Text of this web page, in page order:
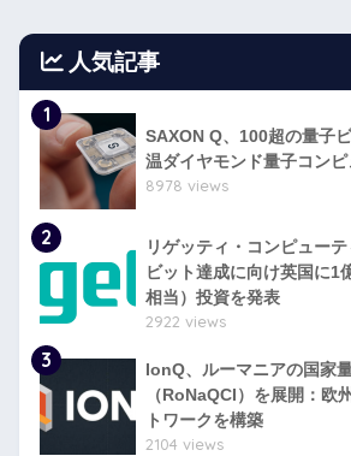
人気記事
1
SAXON Q、100超の量子
温ダイヤモンド量子コン
8978 views
2
リゲッティ・コンピュー
ビット達成に向け英国に1
相当）投資を発表
2922 views
3
IonQ、ルーマニアの国家
（RoNaQCI）を展開：欧
トワークを構築
2104 views